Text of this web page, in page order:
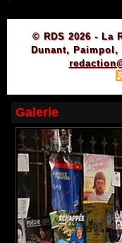
© RDS 2026 - La
Dunant, Paimpol,
Galerie